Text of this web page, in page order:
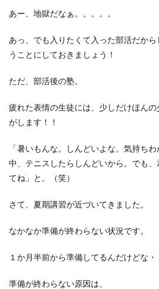
あー、地獄だなぁ。。。。。
あっ、でも入りたくて入った部活だか
うことにしておきましょう！
ただ、部活後の塾。
疲れた表情の生徒には、少しだけほん
がします！！
「暑いもんな。しんどいよな。気持ち
中、テニスしたらしんどいから。でも
てね」と。（笑）
さて、夏期講習が近づいてきました。
なかなか準備が終わらない状況です。
１か月半前から準備してるんだけどな・
準備が終わらない原因は、